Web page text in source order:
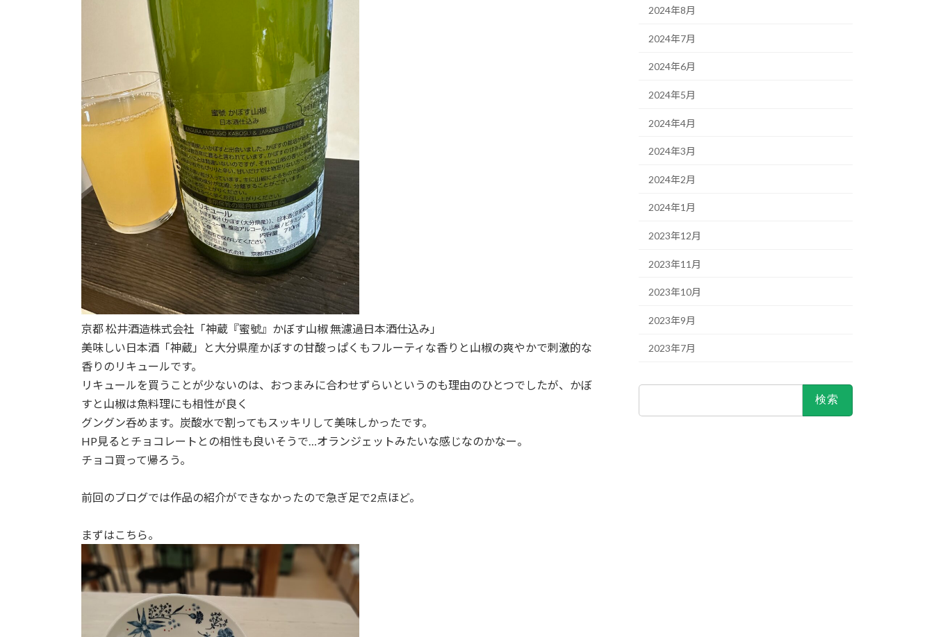
京都 松井酒造株式会社「神蔵『蜜號』かぼす山椒 無濾過日本酒仕込み」
美味しい日本酒「神蔵」と大分県産かぼすの甘酸っぱくもフルーティな香りと山椒の爽やかで刺激的な
香りのリキュールです。
リキュールを買うことが少ないのは、おつまみに合わせずらいというのも理由のひとつでしたが、かぼ
すと山椒は魚料理にも相性が良く
グングン呑めます。炭酸水で割ってもスッキリして美味しかったです。
HP見るとチョコレートとの相性も良いそうで…オランジェットみたいな感じなのかなー。
チョコ買って帰ろう。
前回のブログでは作品の紹介ができなかったので急ぎ足で2点ほど。
まずはこちら。
2024年8月
2024年7月
2024年6月
2024年5月
2024年4月
2024年3月
2024年2月
2024年1月
2023年12月
2023年11月
2023年10月
2023年9月
2023年7月